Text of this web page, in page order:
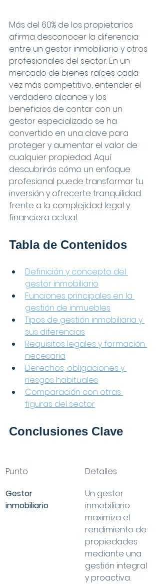
Más del 60% de los propietarios
afirma desconocer la diferencia
entre un gestor inmobiliario y otros
profesionales del sector. En un
mercado de bienes raíces cada
vez más competitivo, entender el
verdadero alcance y los
beneficios de contar con un
gestor especializado se ha
convertido en una clave para
proteger y aumentar el valor de
cualquier propiedad. Aquí
descubrirás cómo un enfoque
profesional puede transformar tu
inversión y ofrecerte tranquilidad
frente a la complejidad legal y
financiera actual.
Tabla de Contenidos
Definición y concepto del
gestor inmobiliario
Funciones principales en la
gestión de inmuebles
Tipos de gestión inmobiliaria y
sus diferencias
Requisitos legales y formación
necesaria
Derechos, obligaciones y
riesgos habituales
Comparación con otras
figuras del sector
Conclusiones Clave
Punto
Detalles
Gestor
inmobiliario
Un gestor
inmobiliario
maximiza el
rendimiento de
propiedades
mediante una
gestión integral
y proactiva.